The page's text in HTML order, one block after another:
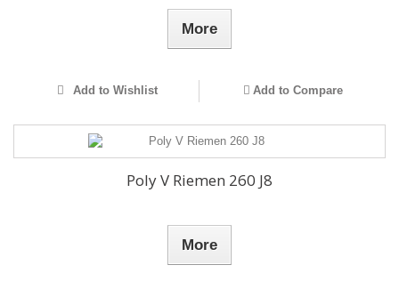
More
Add to Wishlist Add to Compare
Poly V Riemen 260 J8
More